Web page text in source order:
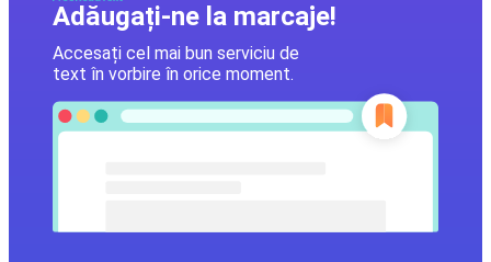
Adăugați-ne la marcaje!
Accesați cel mai bun serviciu de
text în vorbire în orice moment.